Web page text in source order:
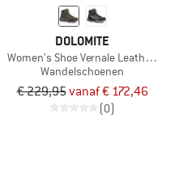
DOLOMITE
Women's Shoe Vernale Leather High
Wandelschoenen
€ 229,95vanaf € 172,46
(0)